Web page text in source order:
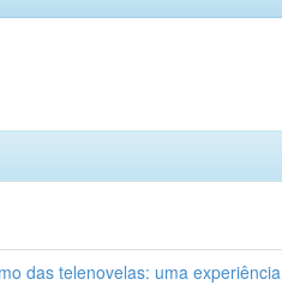
das telenovelas: uma experiência